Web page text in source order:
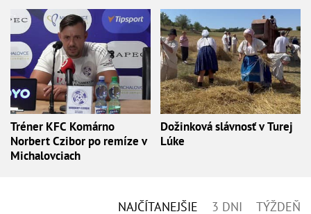
Tréner KFC Komárno
Norbert Czibor po remíze v
Michalovciach
Dožinková slávnosť v Turej
Lúke
NAJČÍTANEJŠIE 3 DNI TÝŽDEŇ